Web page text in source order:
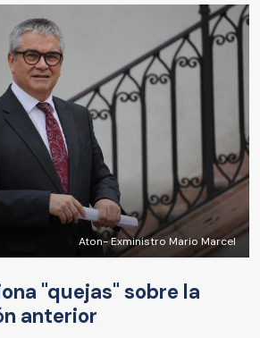
Aton- Exministro Mario Marcel
"quejas" sobre la
anterior